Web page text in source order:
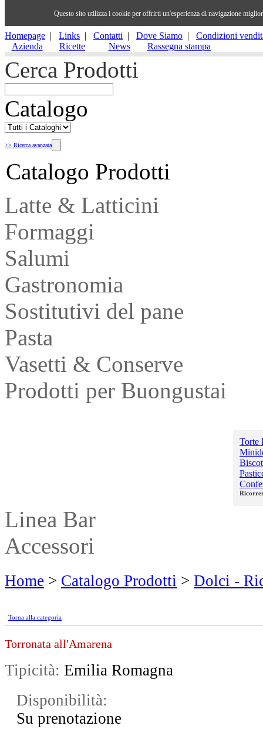
Questo sito utilizza i cookie per offrirti un'esperienza di navigazione
Homepage | Links | Contatti | Dove Siamo | Condizioni
Azienda
Ricette News Rassegna stampa
Cerca Prodotti
Catalogo
>> Ricerca avanzata
Catalogo Prodotti
Latte & Latticini
Formaggi
Salumi
Gastronomia
Sostitutivi del pane
Pasta
Vasetti & Conserve
Prodotti per Buongustai
Torte
Linea Bar
Accessori
Home > Catalogo Prodotti > Dolci -
Torna alla categoria
Torronata all'Amarena
Tipicità: Emilia Romagna
Disponibilità:
Su prenotazione